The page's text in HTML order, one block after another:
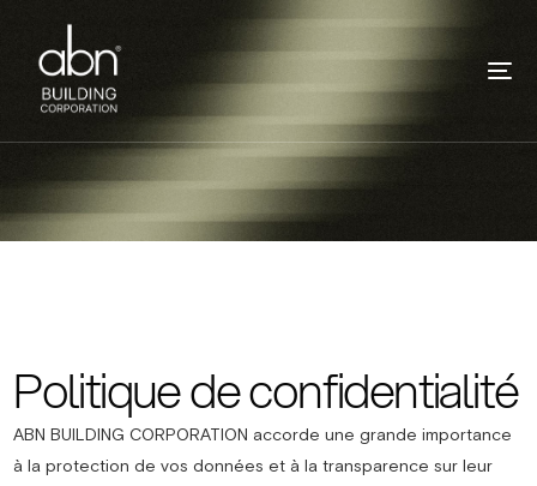
Politique de confidentialité
ABN BUILDING CORPORATION accorde une grande importance
à la protection de vos données et à la transparence sur leur